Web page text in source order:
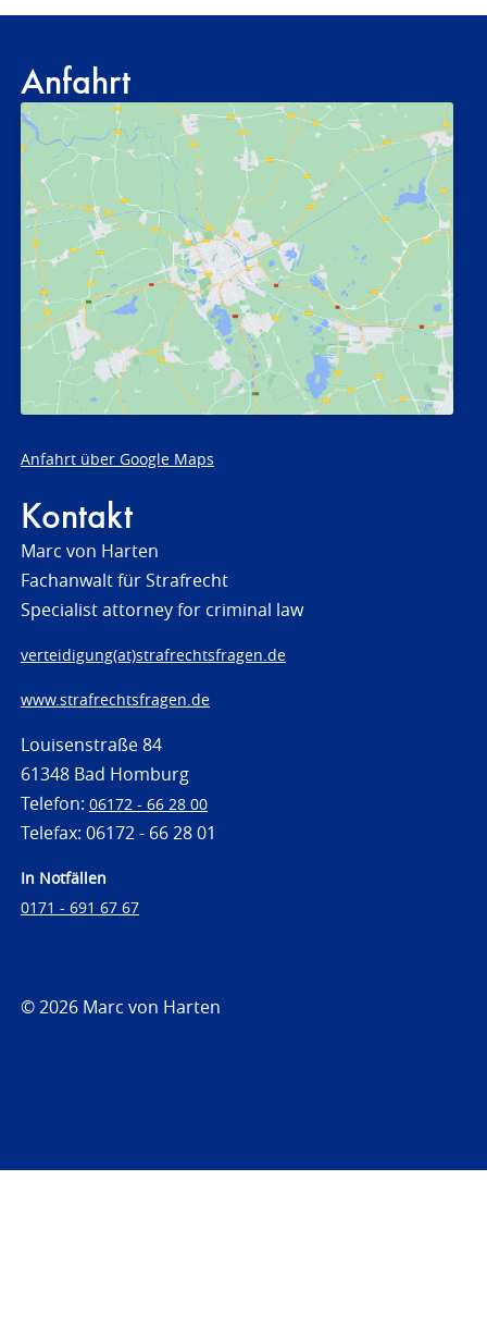
Anfahrt
Anfahrt über Google Maps
Kontakt
Marc von Harten
Fachanwalt für Strafrecht
Specialist attorney for criminal law
verteidigung(at)strafrechtsfragen.de
www.strafrechtsfragen.de
Louisenstraße 84
61348 Bad Homburg
Telefon: 06172 - 66 28 00
Telefax: 06172 - 66 28 01
In Notfällen
0171 - 691 67 67
© 2026 Marc von Harten